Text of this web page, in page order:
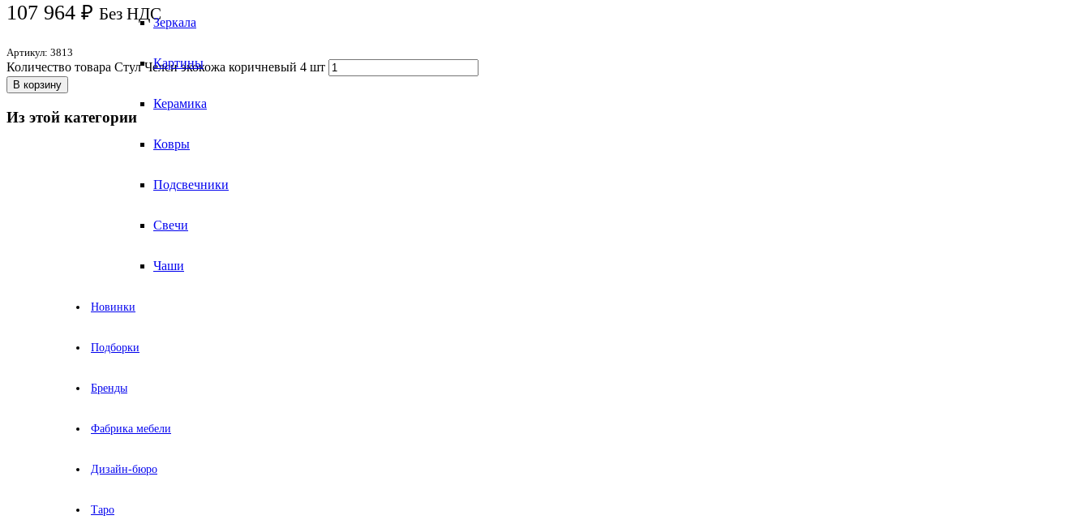
Зеркала
Картины
Керамика
Ковры
Подсвечники
Свечи
Чаши
Новинки
Подборки
Бренды
Фабрика мебели
Дизайн-бюро
Таро
107 964 ₽ Без НДС
Артикул: 3813
Количество товара Стул Челси экокожа коричневый 4 шт
В корзину
Из этой категории